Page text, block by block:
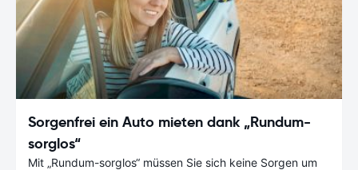
Sorgenfrei ein Auto mieten dank „Rundum-
sorglos“
Mit „Rundum-sorglos“ müssen Sie sich keine Sorgen um